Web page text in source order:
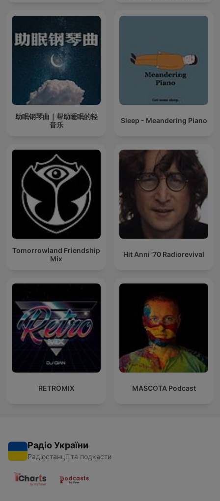
助眠钢琴曲｜帮助睡眠的轻
音乐
Sleep - Meandering Piano
Tomorrowland Friendship
Mix
Hit Anni '70 Radiorevival
RETROMIX MASCOTA Podcast
Радіо України
Радіостанції та подкасти